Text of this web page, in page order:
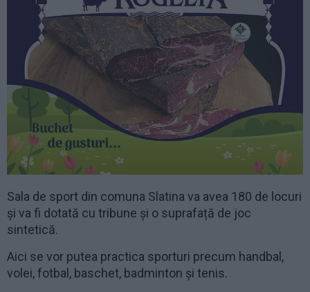
Sala de sport din comuna Slatina va avea 180 de locuri
și va fi dotată cu tribune și o suprafață de joc
sintetică.
Aici se vor putea practica sporturi precum handbal,
volei, fotbal, baschet, badminton și tenis.